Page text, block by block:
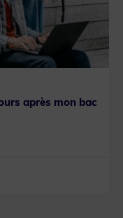
après mon bac